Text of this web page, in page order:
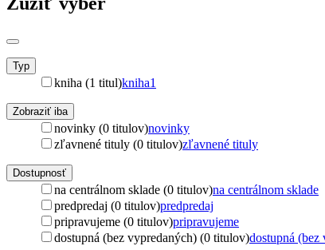
Typ
kniha (1 titul)kniha1
Zobraziť iba
novinky (0 titulov)novinky
zľavnené tituly (0 titulov)zľavnené tituly
Dostupnosť
na centrálnom sklade (0 titulov)na centrálnom sklade
predpredaj (0 titulov)predpredaj
pripravujeme (0 titulov)pripravujeme
dostupná (bez vypredaných) (0 titulov)dostupná (bez